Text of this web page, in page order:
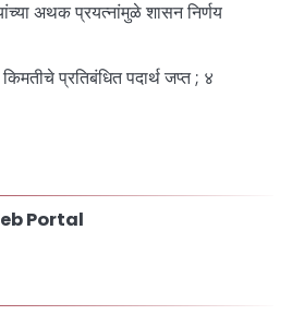
अथक प्रयत्नांमुळे शासन निर्णय
प्रतिबंधित पदार्थ जप्त ; ४
Portal